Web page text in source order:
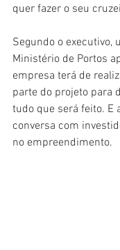
quer fazer o seu
Segundo o executivo,
Ministério de Portos
empresa terá de
parte do projeto para
tudo que será feito. E
conversa com
no empreendimento.